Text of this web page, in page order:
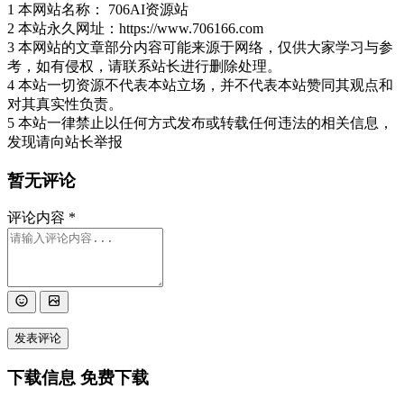
1 本网站名称： 706AI资源站
2 本站永久网址：https://www.706166.com
3 本网站的文章部分内容可能来源于网络，仅供大家学习与参
考，如有侵权，请联系站长进行删除处理。
4 本站一切资源不代表本站立场，并不代表本站赞同其观点和
对其真实性负责。
5 本站一律禁止以任何方式发布或转载任何违法的相关信息，
发现请向站长举报
暂无评论
评论内容 *
发表评论
下载信息 免费下载